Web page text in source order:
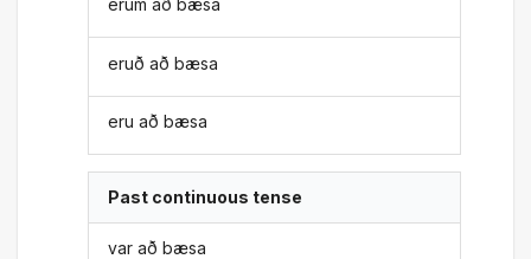
erum að bæsa
eruð að bæsa
eru að bæsa
Past continuous tense
var að bæsa